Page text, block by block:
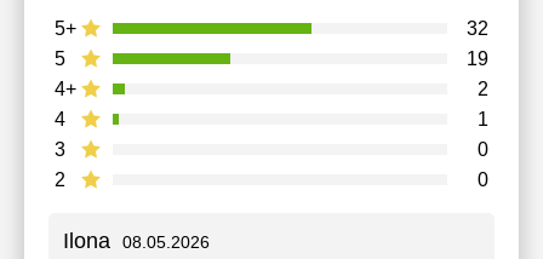
2 0
3 0
4 1
4+ 2
5 19
5+ 32
Ilona 08.05.2026